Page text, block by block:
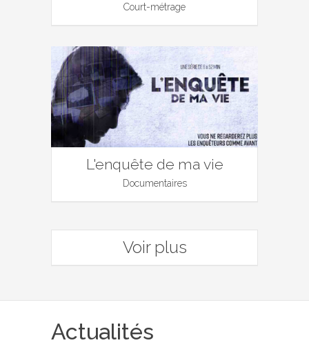
Court-métrage
L'enquête de ma vie
Documentaires
Voir plus
Actualités